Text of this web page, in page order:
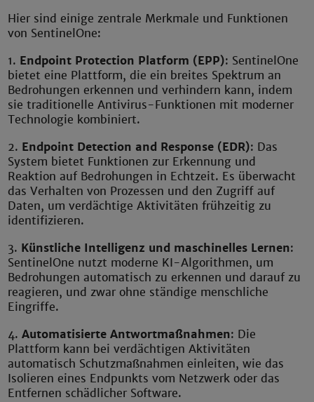
Hier sind einige zentrale Merkmale und Funktionen
von SentinelOne:
1. Endpoint Protection Platform (EPP): SentinelOne
bietet eine Plattform, die ein breites Spektrum an
Bedrohungen erkennen und verhindern kann, indem
sie traditionelle Antivirus-Funktionen mit moderner
Technologie kombiniert.
2. Endpoint Detection and Response (EDR): Das
System bietet Funktionen zur Erkennung und
Reaktion auf Bedrohungen in Echtzeit. Es überwacht
das Verhalten von Prozessen und den Zugriff auf
Daten, um verdächtige Aktivitäten frühzeitig zu
identifizieren.
3. Künstliche Intelligenz und maschinelles Lernen:
SentinelOne nutzt moderne KI-Algorithmen, um
Bedrohungen automatisch zu erkennen und darauf zu
reagieren, und zwar ohne ständige menschliche
Eingriffe.
4.Automatisierte Antwortmaßnahmen: Die
Plattform kann bei verdächtigen Aktivitäten
automatisch Schutzmaßnahmen einleiten, wie das
Isolieren eines Endpunkts vom Netzwerk oder das
Entfernen schädlicher Software.